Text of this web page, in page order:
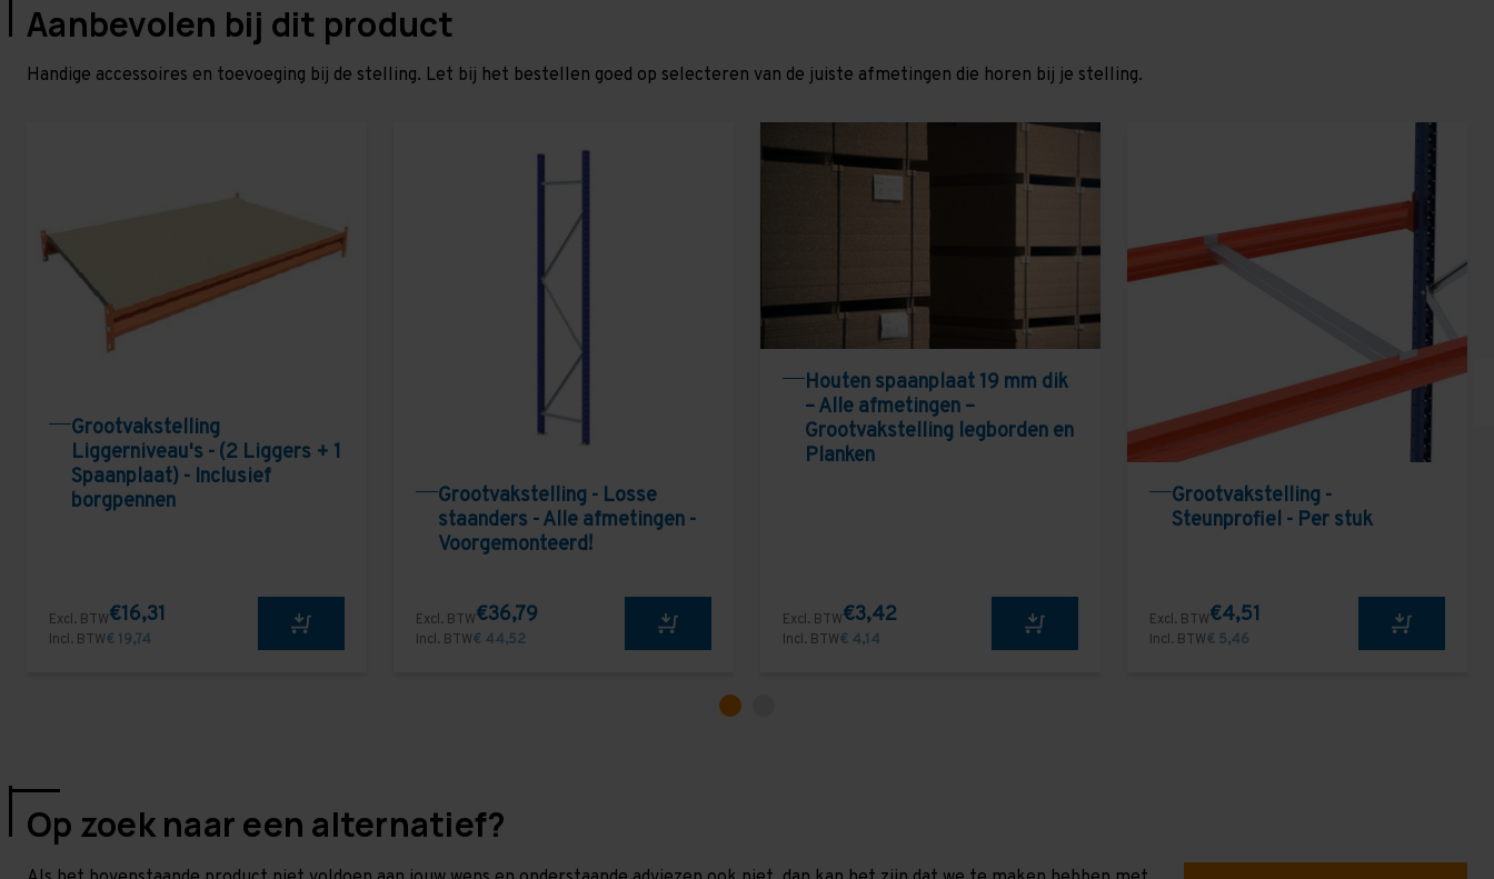
Aanbevolen bij dit product
Handige accessoires en toevoeging bij de stelling. Let bij het bestellen goed op selecteren van de juiste afmetingen die horen bij je stelling.
Grootvakstelling
Liggerniveau's - (2 Liggers + 1
Spaanplaat) - Inclusief
borgpennen
Excl. BTW€16,31
Incl. BTW€ 19,74
Grootvakstelling - Losse
staanders - Alle afmetingen -
Voorgemonteerd!
Excl. BTW€36,79
Incl. BTW€ 44,52
Houten spaanplaat 19 mm dik
– Alle afmetingen –
Grootvakstelling legborden en
Planken
Excl. BTW€3,42
Incl. BTW€ 4,14
Grootvakstelling -
Steunprofiel - Per stuk
Excl. BTW€4,51
Incl. BTW€ 5,46
Op zoek naar een alternatief?